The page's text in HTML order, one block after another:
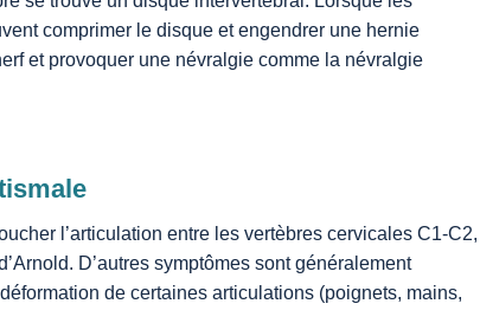
comprimer le disque et engendrer une hernie
et provoquer une névralgie comme la névralgie
l’articulation entre les vertèbres cervicales C1-C2,
D’autres symptômes sont généralement
de certaines articulations (poignets, mains,